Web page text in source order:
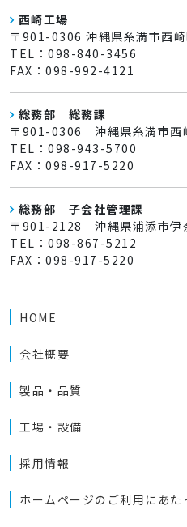
西崎工場
〒901-0306 沖縄県糸満市西
TEL：098-840-3456
FAX：098-992-4121
総務部 総務課
〒901-0306 沖縄県糸満市西
TEL：098-943-5700
FAX：098-917-5220
総務部 子会社管理課
〒901-2128 沖縄県浦添市伊
TEL：098-867-5212
FAX：098-917-5220
HOME
会社概要
製品・品質
工場・設備
採用情報
ホームページのご利用にあた